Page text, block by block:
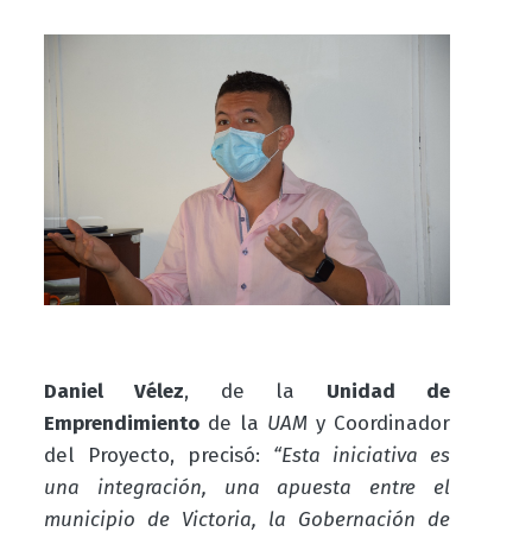
Daniel Vélez, de la Unidad de
Emprendimientode la UAM y Coordinador
del Proyecto, precisó: “Esta iniciativa es
una integración, una apuesta entre el
municipio de Victoria, la Gobernación de